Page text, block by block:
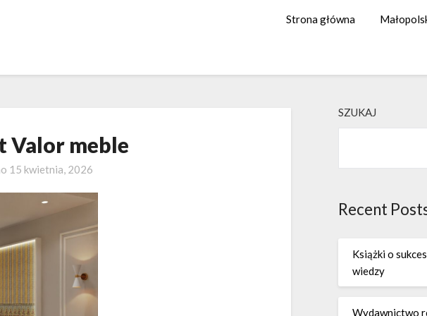
Strona główna
Valor meble
15 kwietnia, 2026
SZUKAJ
Recent
Książki o
wiedzy
Wydawnictwo